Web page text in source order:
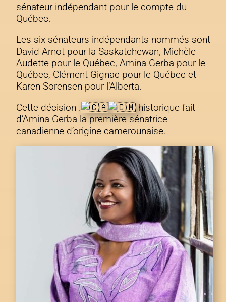
sénateur indépendant pour le compte du
Québec.
Les six sénateurs indépendants nommés sont
David Arnot pour la Saskatchewan, Michèle
Audette pour le Québec, Amina Gerba pour le
Québec, Clément Gignac pour le Québec et
Karen Sorensen pour l’Alberta.
Cette décision .
historique fait
d’Amina Gerba la première sénatrice
canadienne d’origine camerounaise.